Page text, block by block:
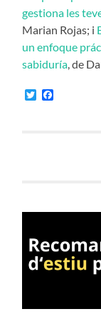
gestiona les
Marian Rojas; i
un enfoque
sabiduría, de
Twitter